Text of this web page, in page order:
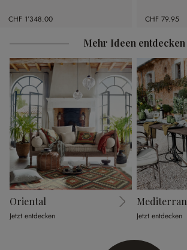
CHF 1’348.00 CHF 79.95
Mehr Ideen entdecken
Oriental
Jetzt entdecken
Mediterran
Jetzt entdecken